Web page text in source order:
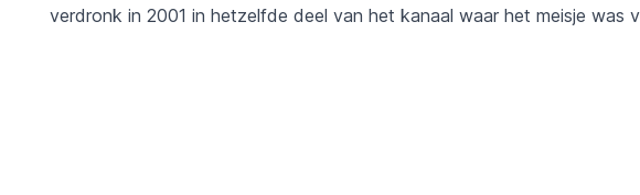
verdronk in 2001 in hetzelfde deel van het kanaal waar het meisje was